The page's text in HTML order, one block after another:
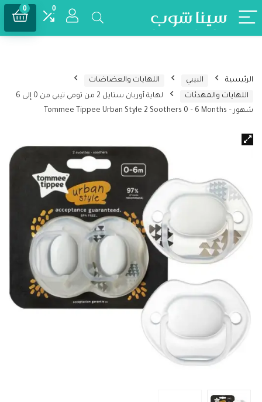
0
0
الرئيسية البيبي
اللهايات والعضاضات
اللهايات والمهدئات
لهاية أوربان ستايل 2 من تومي تيبي من 0 إلى 6
شهور – Tommee Tippee Urban Style 2 Soothers 0 – 6 Months